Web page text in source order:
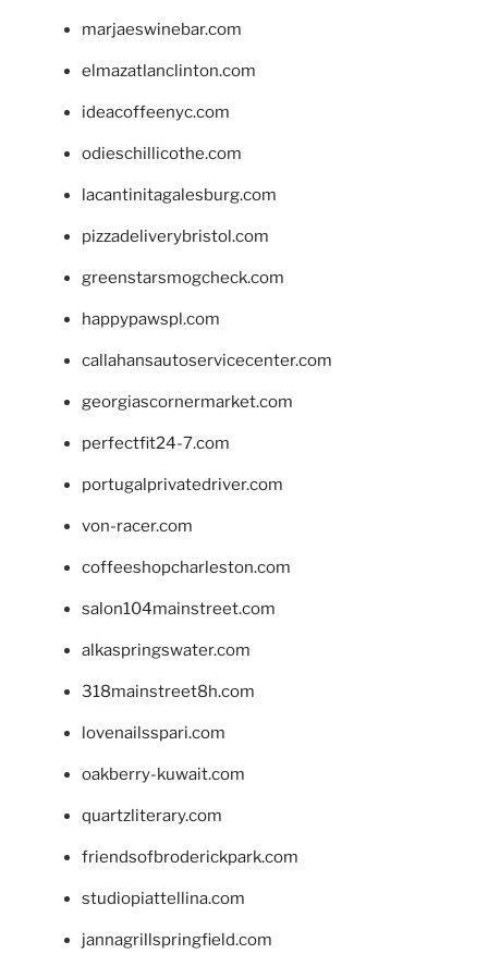
marjaeswinebar.com
elmazatlanclinton.com
ideacoffeenyc.com
odieschillicothe.com
lacantinitagalesburg.com
pizzadeliverybristol.com
greenstarsmogcheck.com
happypawspl.com
callahansautoservicecenter.com
georgiascornermarket.com
perfectfit24-7.com
portugalprivatedriver.com
von-racer.com
coffeeshopcharleston.com
salon104mainstreet.com
alkaspringswater.com
318mainstreet8h.com
lovenailsspari.com
oakberry-kuwait.com
quartzliterary.com
friendsofbroderickpark.com
studiopiattellina.com
jannagrillspringfield.com